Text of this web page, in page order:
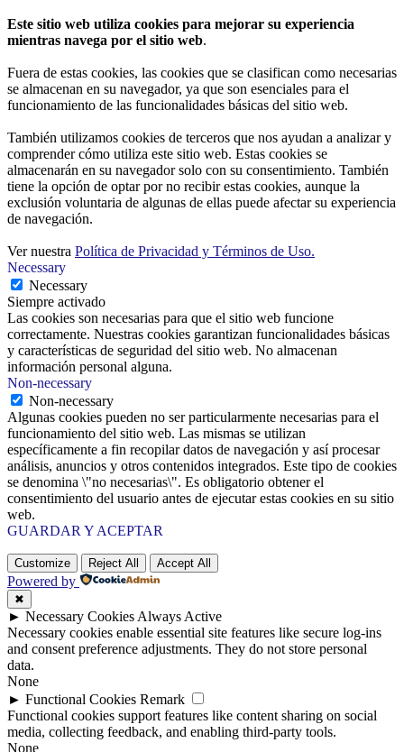
Este sitio web utiliza cookies para mejorar su experiencia
mientras navega por el sitio web.
Fuera de estas cookies, las cookies que se clasifican como necesarias
se almacenan en su navegador, ya que son esenciales para el
funcionamiento de las funcionalidades básicas del sitio web.
También utilizamos cookies de terceros que nos ayudan a analizar y
comprender cómo utiliza este sitio web. Estas cookies se
almacenarán en su navegador solo con su consentimiento. También
tiene la opción de optar por no recibir estas cookies, aunque la
exclusión voluntaria de algunas de ellas puede afectar su experiencia
de navegación.
Ver nuestra Política de Privacidad y Términos de Uso.
Necessary
Necessary
Siempre activado
Las cookies son necesarias para que el sitio web funcione
correctamente. Nuestras cookies garantizan funcionalidades básicas
y características de seguridad del sitio web. No almacenan
información personal alguna.
Non-necessary
Non-necessary
Algunas cookies pueden no ser particularmente necesarias para el
funcionamiento del sitio web. Las mismas se utilizan
específicamente a fin recopilar datos de navegación y así procesar
análisis, anuncios y otros contenidos integrados. Este tipo de cookies
se denomina \"no necesarias\". Es obligatorio obtener el
consentimiento del usuario antes de ejecutar estas cookies en su sitio
web.
GUARDAR Y ACEPTAR
Customize Reject All Accept All
Powered by
✖
► Necessary Cookies Always Active
Necessary cookies enable essential site features like secure log-ins
and consent preference adjustments. They do not store personal
data.
None
► Functional Cookies Remark
Functional cookies support features like content sharing on social
media, collecting feedback, and enabling third-party tools.
None